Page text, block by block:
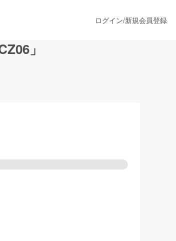
ログイン/新規会員登録
」